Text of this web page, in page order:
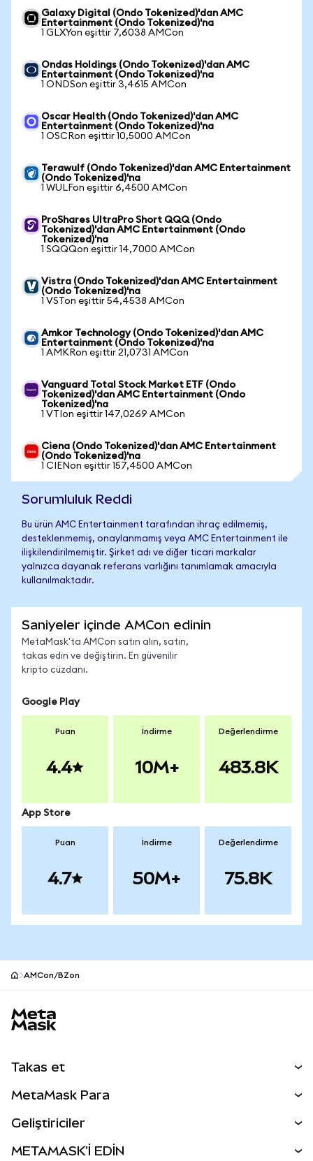
Galaxy Digital (Ondo Tokenized)'dan AMC
Entertainment (Ondo Tokenized)'na
1 GLXYon eşittir 7,6038 AMCon
Ondas Holdings (Ondo Tokenized)'dan AMC
Entertainment (Ondo Tokenized)'na
1 ONDSon eşittir 3,4615 AMCon
Oscar Health (Ondo Tokenized)'dan AMC
Entertainment (Ondo Tokenized)'na
1 OSCRon eşittir 10,5000 AMCon
Terawulf (Ondo Tokenized)'dan AMC Entertainment
(Ondo Tokenized)'na
1 WULFon eşittir 6,4500 AMCon
ProShares UltraPro Short QQQ (Ondo
Tokenized)'dan AMC Entertainment (Ondo
Tokenized)'na
1 SQQQon eşittir 14,7000 AMCon
Vistra (Ondo Tokenized)'dan AMC Entertainment
(Ondo Tokenized)'na
1 VSTon eşittir 54,4538 AMCon
Amkor Technology (Ondo Tokenized)'dan AMC
Entertainment (Ondo Tokenized)'na
1 AMKRon eşittir 21,0731 AMCon
Vanguard Total Stock Market ETF (Ondo
Tokenized)'dan AMC Entertainment (Ondo
Tokenized)'na
1 VTIon eşittir 147,0269 AMCon
Ciena (Ondo Tokenized)'dan AMC Entertainment
(Ondo Tokenized)'na
1 CIENon eşittir 157,4500 AMCon
Sorumluluk Reddi
Bu ürün AMC Entertainment tarafından ihraç edilmemiş,
desteklenmemiş, onaylanmamış veya AMC Entertainment ile
ilişkilendirilmemiştir. Şirket adı ve diğer ticari markalar
yalnızca dayanak referans varlığını tanımlamak amacıyla
kullanılmaktadır.
Saniyeler içinde AMCon edinin
MetaMask'ta AMCon satın alın, satın,
takas edin ve değiştirin. En güvenilir
kripto cüzdanı.
Google Play
Puan
4.4
İndirme
10M+
Değerlendirme
483.8K
App Store
Puan
4.7
İndirme
50M+
Değerlendirme
75.8K
AMCon/BZon
Takas et
Perps
RWA'lar
MetaMask Para
Geliştiriciler
METAMASK'İ EDİN